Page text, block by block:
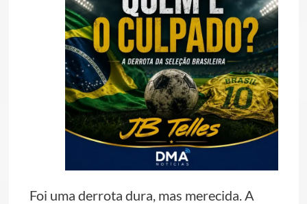
Foi uma derrota dura, mas merecida. A